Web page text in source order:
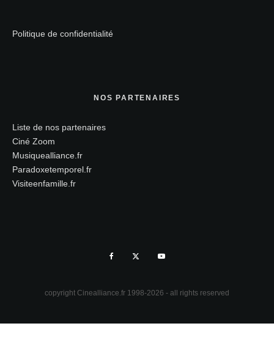
Politique de confidentialité
NOS PARTENAIRES
Liste de nos partenaires
Ciné Zoom
Musiquealliance.fr
Paradoxetemporel.fr
Visiteenfamille.fr
copyright Cinealliance.fr 1998-2026 - all rights reserved